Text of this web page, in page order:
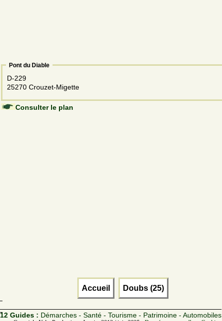
Pont du Diable
D-229
25270 Crouzet-Migette
Consulter le plan
Accueil Doubs (25)
12 Guides : Démarches - Santé - Tourisme - Patrimoine - Automobiles